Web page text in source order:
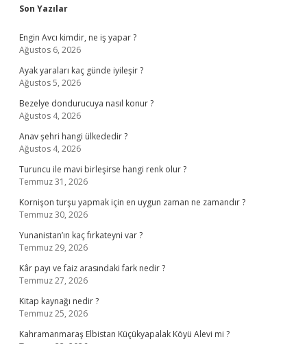
Sidebar
Son Yazılar
Engin Avcı kimdir, ne iş yapar ?
Ağustos 6, 2026
Ayak yaraları kaç günde iyileşir ?
Ağustos 5, 2026
Bezelye dondurucuya nasıl konur ?
Ağustos 4, 2026
Anav şehri hangi ülkededir ?
Ağustos 4, 2026
Turuncu ile mavi birleşirse hangi renk olur ?
Temmuz 31, 2026
Kornişon turşu yapmak için en uygun zaman ne zamandır ?
Temmuz 30, 2026
Yunanistan’ın kaç fırkateyni var ?
Temmuz 29, 2026
Kâr payı ve faiz arasındaki fark nedir ?
Temmuz 27, 2026
Kitap kaynağı nedir ?
Temmuz 25, 2026
Kahramanmaraş Elbistan Küçükyapalak Köyü Alevi mi ?